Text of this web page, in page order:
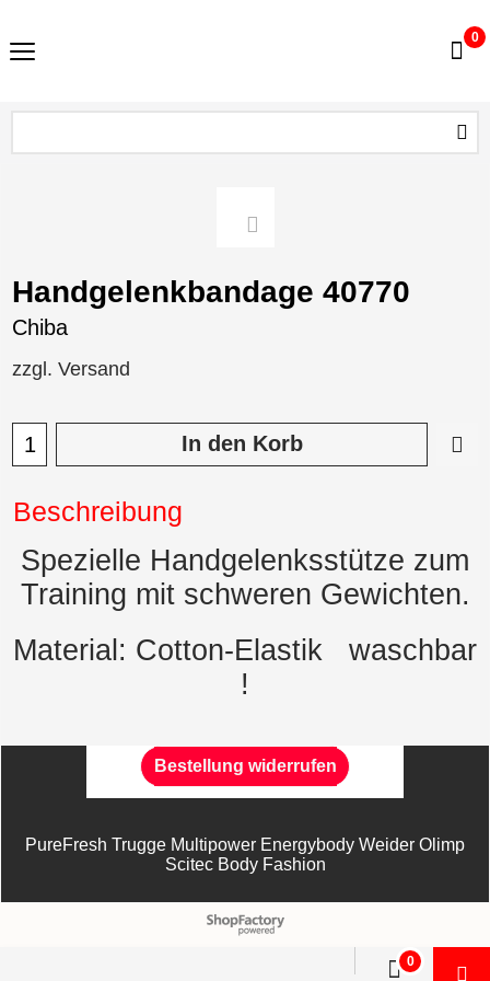
0
Handgelenkbandage 40770
Chiba
zzgl. Versand
In den Korb
Beschreibung
Spezielle Handgelenksstütze zum
Training mit schweren Gewichten.
Material: Cotton-Elastik waschbar
!
Bestellung widerrufen
PureFresh Trugge Multipower Energybody Weider Olimp
Scitec Body Fashion
WebShop erstellt mit
ShopFactory Shop
0